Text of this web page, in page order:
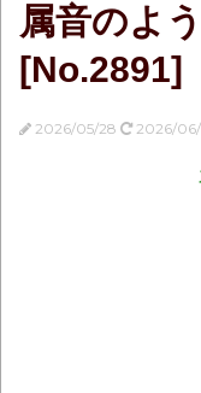
属音のよ
[No.2891]
2026/05/28 2026/06/